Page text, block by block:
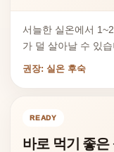
서늘한 실온에서
가 덜 살아날 수 있습
권장: 실온 후숙
READY
바로 먹기 좋은